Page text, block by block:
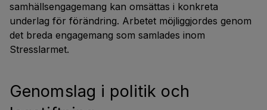
samhällsengagemang kan omsättas i konkreta
underlag för förändring. Arbetet möjliggjordes genom
det breda engagemang som samlades inom
Stresslarmet.
Genomslag i politik och